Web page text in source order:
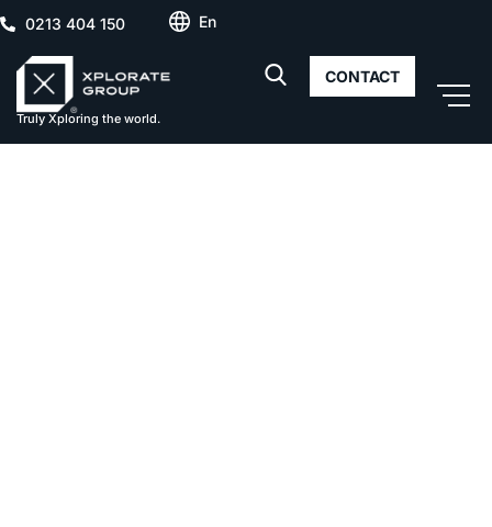
0213 404 150 En
Truly Xploring the world.
CONTACT